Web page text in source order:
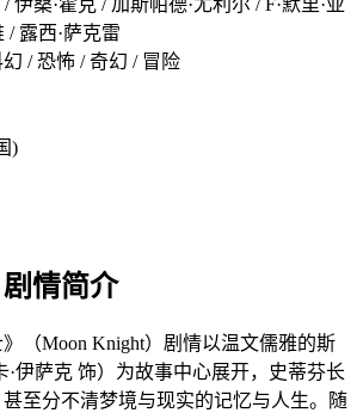
/ 露西·萨克雷
/ 恐怖 / 奇幻 / 冒险
)
剧情简介
（Moon Knight）剧情以温文儒雅的斯
·伊萨克 饰）为故事中心展开，史蒂芬长
至分不清梦境与现实的记忆与人生。随